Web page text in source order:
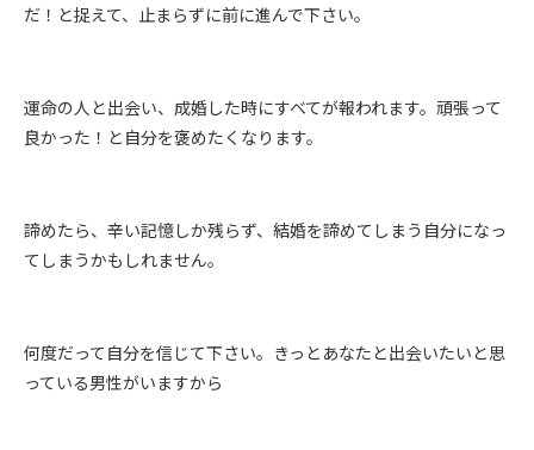
だ！と捉えて、止まらずに前に進んで下さい。
運命の人と出会い、成婚した時にすべてが報われます。頑張って
良かった！と自分を褒めたくなります。
諦めたら、辛い記憶しか残らず、結婚を諦めてしまう自分になっ
てしまうかもしれません。
何度だって自分を信じて下さい。きっとあなたと出会いたいと思
っている男性がいますから